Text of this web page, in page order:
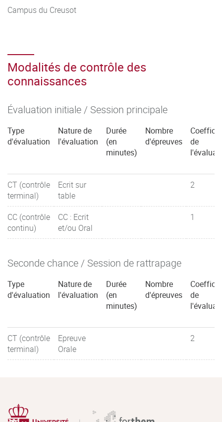
Campus du Creusot
Modalités de contrôle des
connaissances
Évaluation initiale / Session principale
Type
d'évaluation
Nature de
l'évaluation
Durée
(en
minutes)
Nombre
d'épreuves
de
CT (contrôle
terminal)
Ecrit sur
table
2
CC (contrôle
continu)
CC : Ecrit
et/ou Oral
1
Seconde chance / Session de rattrapage
Type
d'évaluation
Nature de
l'évaluation
Durée
(en
minutes)
Nombre
d'épreuves
de
CT (contrôle
terminal)
Epreuve
Orale
2